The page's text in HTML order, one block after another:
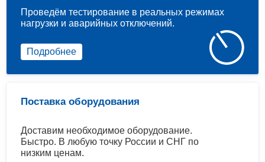
Поставка оборудования
Доставим необходимое оборудование.
Быстро. В любую точку России и СНГ по
низким ценам.
Проведём тестирование в реальных режимах
нагрузки и аварийных отключений.
Подробнее